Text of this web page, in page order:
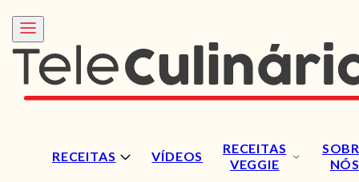
RECEITAS VÍDEOS
RECEITAS
VEGGIE
NÓS